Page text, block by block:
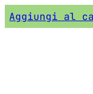
Aggiungi al